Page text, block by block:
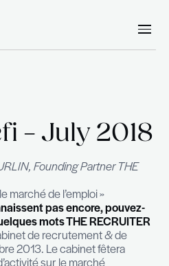
– July
HURLIN, Founding
le marché de l’emploi »
connaissent pas encore,